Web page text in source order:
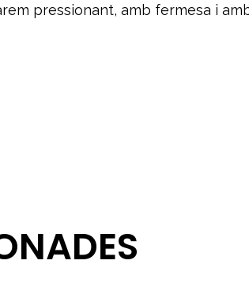
pressionant, amb fermesa i